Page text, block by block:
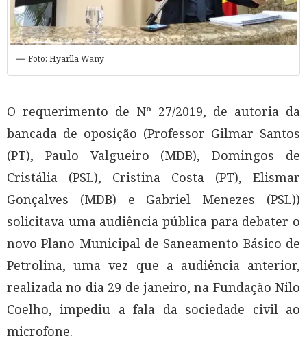
Foto: Hyarlla Wany
O requerimento de Nº 27/2019, de autoria da
bancada de oposição (Professor Gilmar Santos
(PT), Paulo Valgueiro (MDB), Domingos de
Cristália (PSL), Cristina Costa (PT), Elismar
Gonçalves (MDB) e Gabriel Menezes (PSL))
solicitava uma audiência pública para debater o
novo Plano Municipal de Saneamento Básico de
Petrolina, uma vez que a audiência anterior,
realizada no dia 29 de janeiro, na Fundação Nilo
Coelho, impediu a fala da sociedade civil ao
microfone.